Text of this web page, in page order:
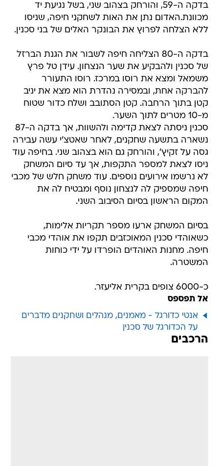
בדקה ה-59, והורחק בצהוב שני, בשל נגיעת יד
מכוונת.האדום נתן את האות לשחקני חיפה, שניסו
ללא הצלחה לפרוץ את הבונקר האלים של בני סכנין.
בדקה ה-80 הצליחה חיפה לשבור את הגנת הברזל
של סכנין ולהבקיע את שער הנצחון. עידן טל פרץ
משמאל ומצא את רוסו במרכז. רוסו התעורר
להברקה אחת, ובמסירה נהדרת הוא מצא את יניב
קטן בתוך הרחבה. קטן הסתובב ושלח כדור שטוח
מ-10 מטרים לתוך השער.
סכנין ניסתה לצאת קדימה ולהשוות, אך בדקה ה-87
נשארה בתשעה שחקנים, לאחר שאטצ'י עשה עבירה
גסה על זקיץ', והורחק גם הוא בצהוב שני. בחיפה עוד
ניסו לצאת למספר התקפות, אך עד סיום המשחק
לא נרשמו אירועים נוספים. עוד משחק חלש של מכבי
חיפה שמספיק לה לנצחון נוסף ומבטיח לה את
המקום הראשון בסיום הסיבוב השני.
בסיום המשחק ארעו מספר תקריות אלימות,
כשאוהדי סכנין המאוכזבים תקפו את אוהדי מכבי
חיפה. מחנות האוהדים הופרדו על ידי כוחות
המשטרה.
כ-6000 צופים בקרית אליעזר.
אל תפספס
אנטי כדורגל - מאמנים, מנהלים ושחקנים מדברים
על הכדורגל של סכנין
הרכבים